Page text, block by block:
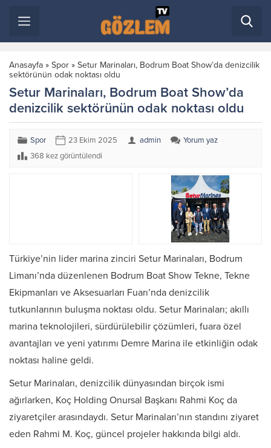
Anasayfa » Spor » Setur Marinaları, Bodrum Boat Show’da denizcilik
sektörünün odak noktası oldu
Setur Marinaları, Bodrum Boat Show’da
denizcilik sektörünün odak noktası oldu
Spor 23 Ekim 2025 admin
Yorum yaz
368 kez görüntülendi
Türkiye’nin lider marina zinciri Setur Marinaları, Bodrum
Limanı’nda düzenlenen Bodrum Boat Show Tekne, Tekne
Ekipmanları ve Aksesuarları Fuarı’nda denizcilik
tutkunlarının buluşma noktası oldu. Setur Marinaları; akıllı
marina teknolojileri, sürdürülebilir çözümleri, fuara özel
avantajları ve yeni yatırımı Demre Marina ile etkinliğin odak
noktası haline geldi.
Setur Marinaları, denizcilik dünyasından birçok ismi
ağırlarken, Koç Holding Onursal Başkanı Rahmi Koç da
ziyaretçiler arasındaydı. Setur Marinaları’nın standını ziyaret
eden Rahmi M. Koç, güncel projeler hakkında bilgi aldı.